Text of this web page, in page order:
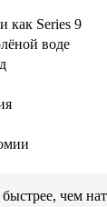
как Series 9
воде
чем